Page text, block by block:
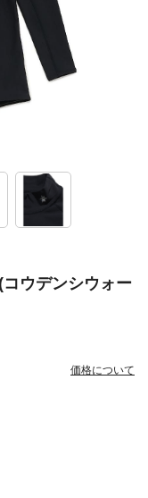
ウデンシウォー
価格について